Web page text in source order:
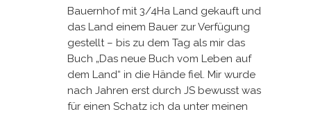
Bauernhof mit 3/4Ha Land gekauft und
das Land einem Bauer zur Verfügung
gestellt – bis zu dem Tag als mir das
Buch „Das neue Buch vom Leben auf
dem Land“ in die Hände fiel. Mir wurde
nach Jahren erst durch JS bewusst was
für einen Schatz ich da unter meinen